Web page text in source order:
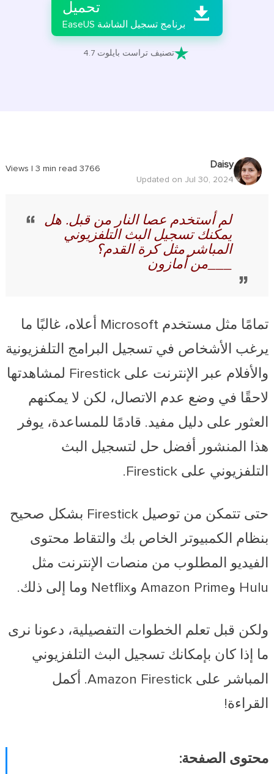
 تحميل
برنامج تسجيل الشاشة EaseUS
تصنيف تراست بايلوت 4.7
Daisy
Updated on Jul 30, 2024
3766
| 3 min read
لم أستخدم عصا النار من قبل. هل
يمكنك تسجيل البث التلفزيوني
المباشر مثل كرة القدم؟
___من أمازون
تمامًا مثل مستخدم Microsoft أعلاه، غالبًا ما
يرغب الأشخاص في تسجيل البرامج التلفزيونية
والأفلام عبر الإنترنت على Firestick لمشاهدتها
لاحقًا في وضع عدم الاتصال، لكن لا يمكنهم
العثور على دليل مفيد. قادمًا للمساعدة، يوفر
هذا المنشور أفضل حل لتسجيل البث
التلفزيوني على Firestick.
حتى تتمكن من توصيل Firestick بشكل صحيح
بنظام الكمبيوتر الخاص بك والتقاط محتوى
الفيديو المطلوب من منصات الإنترنت مثل
Hulu وAmazon Prime وNetflix وما إلى ذلك.
ولكن قبل تعلم الخطوات التفصيلية، دعونا نرى
ما إذا كان بإمكانك تسجيل البث التلفزيوني
المباشر على Amazon Firestick. أكمل
القراءة!
محتوى الصفحة: